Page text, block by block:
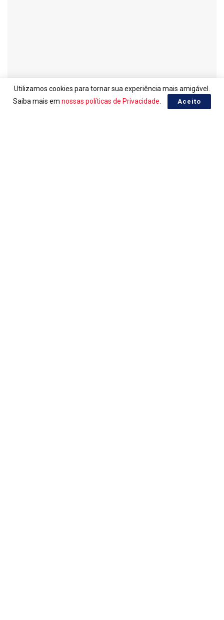
Utilizamos cookies para tornar sua experiência mais amigável.
Saiba mais em nossas políticas de Privacidade Aceito